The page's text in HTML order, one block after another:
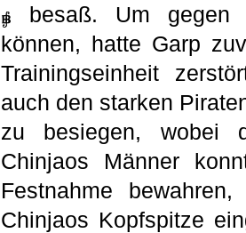
besaß. Um gegen
können, hatte Garp
Trainingseinheit
auch den starken
zu besiegen, wobei
Chinjaos Männer
Festnahme
Chinjaos Kopfspitze